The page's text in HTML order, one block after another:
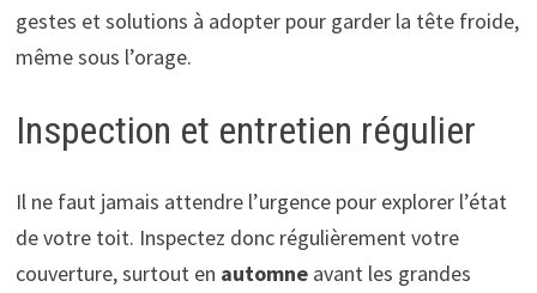
gestes et solutions à adopter pour garder la tête froide,
même sous l’orage.
Inspection et entretien régulier
Il ne faut jamais attendre l’urgence pour explorer l’état
de votre toit. Inspectez donc régulièrement votre
couverture, surtout en automneavant les grandes